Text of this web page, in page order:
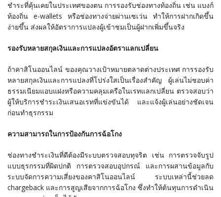
ชำระที่คุ้นเคยในประเทศของตน การรองรับช่องทางท้องถิ่น เช่น แบงก์
ท้องถิ่น e-wallets หรือช่องทางจ่ายผ่านเซเว่น ทำให้การฝากเกิดขึ้น
ง่ายขึ้น ส่งผลให้อัตราการแปลงผู้เข้าชมเป็นผู้ฝากเพิ่มขึ้นจริง
รองรับหลายสกุลเงินและการแปลงอัตราแลกเปลี่ยน
ถ้าคาสิโนออนไลน์ ของคุณวางเป้าหมายตลาดต่างประเทศ การรองรับ
หลายสกุลเงินและการแปลงที่โปร่งใสเป็นเรื่องสำคัญ ผู้เล่นไม่ชอบค่า
ธรรมเนียมแอบแฝงหรือความคลุมเครือในเรทแลกเปลี่ยน ตรวจสอบว่า
ผู้ให้บริการชำระเงินเสนอเรทที่แข่งขันได้ และแจ้งผู้เล่นอย่างชัดเจน
ก่อนทำธุรกรรม
ความสามารถในการป้องกันการฉ้อโกง
ช่องทางชำระเงินที่ดีต้องมีระบบตรวจสอบทุจริต เช่น การตรวจจับรูป
แบบธุรกรรมที่ผิดปกติ การตรวจสอบอุปกรณ์ และการผสานข้อมูลกับ
ระบบจัดการความเสี่ยงของคาสิโนออนไลน์ ระบบเหล่านี้ช่วยลด
chargeback และการสูญเสียจากการฉ้อโกง ซึ่งทำให้ต้นทุนการดำเนิน